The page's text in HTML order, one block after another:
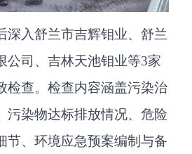
深入舒兰市吉辉钼业、舒兰
公司、吉林天池钼业等3家
检查。检查内容涵盖污染治
污染物达标排放情况、危险
节、环境应急预案编制与备